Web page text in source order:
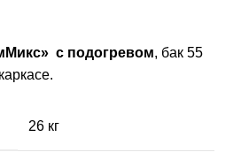
c подогревом, бак 55
26 кг